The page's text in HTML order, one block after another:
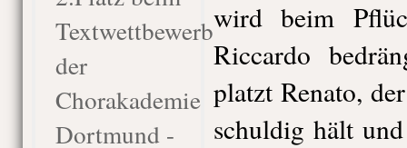
Textwettbewerb
der
Chorakademie
Dortmund -
wird beim
Riccardo
platzt Renato,
schuldig hält